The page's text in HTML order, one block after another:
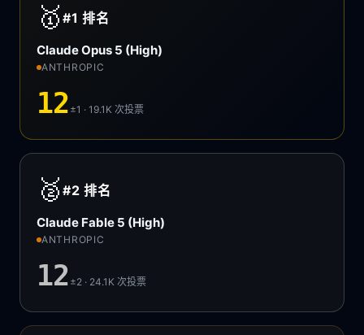
🥇 #1排名
Claude Opus 5 (High)
ANTHROPIC
12 ±1 · 19.1K 次投票
🥈 #2排名
Claude Fable 5 (High)
ANTHROPIC
12 ±2 · 24.1K 次投票